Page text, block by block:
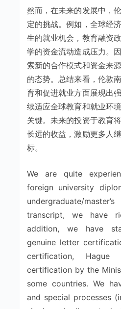
然而，在未来的发展中，
定的挑战。例如，全球经
生的就业机会，教育融资
学的资金流动造成压力。
索新的合作模式和资金来
的态势。总结来看，伦敦
育和促进就业方面展现出
续适应全球教育和就业环
关键。未来的投资于教育
长远的收益，激励更多人
标。
We are quite
foreign university
undergraduate/
transcript, we have
addition, we have
genuine letter
certification, Hague
certification by the
some countries. We
and special processes